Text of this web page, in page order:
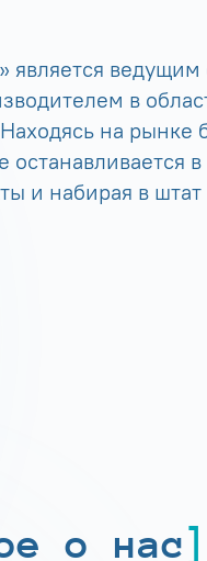
ведущим
в
на рынке
и набирая в
о нас